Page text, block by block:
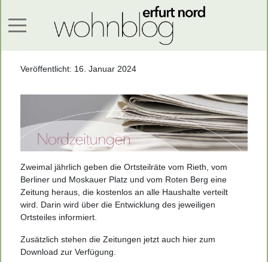
Mobile Menu Toggle
Veröffentlicht: 16. Januar 2024
Zweimal jährlich geben die Ortsteilräte vom Rieth, vom
Berliner und Moskauer Platz und vom Roten Berg eine
Zeitung heraus, die kostenlos an alle Haushalte verteilt
wird. Darin wird über die Entwicklung des jeweiligen
Ortsteiles informiert.
Zusätzlich stehen die Zeitungen jetzt auch hier zum
Download zur Verfügung.